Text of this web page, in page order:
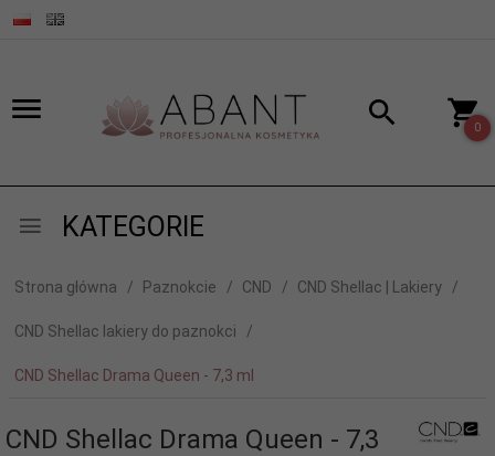
0
KATEGORIE
Strona główna Paznokcie CND CND Shellac | Lakiery
CND Shellac lakiery do paznokci
CND Shellac Drama Queen - 7,3 ml
CND Shellac Drama Queen - 7,3